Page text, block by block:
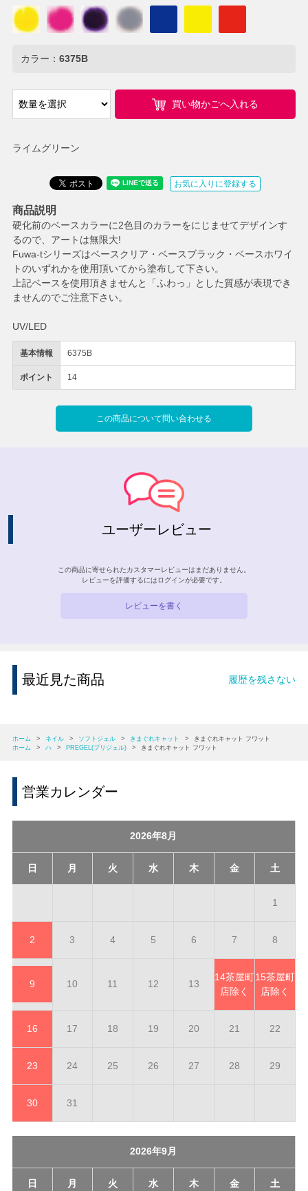
ライムグリーン
基本情報 6375B
ポイント 14
カラー： 6375B
買い物かごへ入れる
お気に入りに登録する
この商品について問い合わせる
商品説明
硬化前のベースカラーに2色目のカラーをにじませてデザインす
るので、アートは無限大!
Fuwa-tシリーズはベースクリア・ベースブラック・ベースホワイ
トのいずれかを使用頂いてから塗布して下さい。
上記ベースを使用頂きませんと「ふわっ」とした質感が表現でき
ませんのでご注意下さい。
UV/LED
ユーザーレビュー
この商品に寄せられたカスタマーレビューはまだありません。
レビューを評価するには ログインが必要です。
レビューを書く
最近見た商品 履歴を残さない
ホーム > ネイル > ソフトジェル > きまぐれキャット >
きまぐれキャット フワット
ホーム
> ハ > PREGEL(プリジェル) > きまぐれキャット フワット
営業カレンダー
2026年8月
日 月 火 水 木 金 土
1
2 3 4 5 6 7 8
9 10 11 12 13
14茶屋町
店除く
15茶屋町
店除く
16 17 18 19 20 21 22
23 24 25 26 27 28 29
30 31
2026年9月
日 月 火 水 木 金 土